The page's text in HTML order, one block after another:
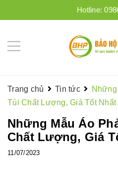
Hotline:
Trang chủ Tin tức
Túi Chất Lượng, Giá Tốt Nhất
Những Mẫu Áo
Chất Lượng, Giá
11/07/2023